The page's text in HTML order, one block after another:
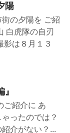
陽
の夕陽を ご紹
白虎隊の自刃
影は８月１３
ご紹介に あ
ったのでは？
介がない？...